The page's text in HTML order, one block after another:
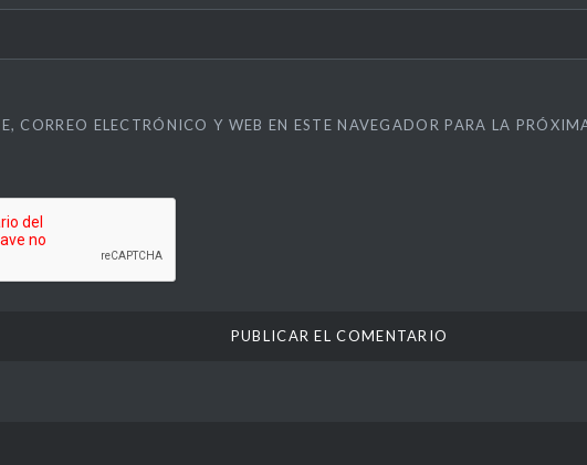
CORREO ELECTRÓNICO Y WEB EN ESTE NAVEGADOR PARA LA